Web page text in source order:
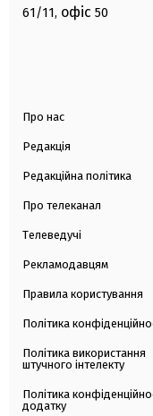
61/11, офіс 50
Про нас
Редакція
Редакційна політика
Про телеканал
Телеведучі
Рекламодавцям
Правила користування
Політика
Політика використання
штучного інтелекту
Політика
додатку